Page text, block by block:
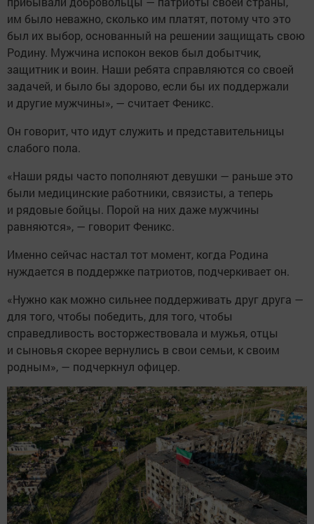
им было неважно, сколько им платят, потому что это
был их выбор, основанный на решении защищать свою
Родину. Мужчина испокон веков был добытчик,
защитник и воин. Наши ребята справляются со своей
задачей, и было бы здорово, если бы их поддержали
и другие мужчины», — считает Феникс.
Он говорит, что идут служить и представительницы
слабого пола.
«Наши ряды часто пополняют девушки — раньше это
были медицинские работники, связисты, а теперь
и рядовые бойцы. Порой на них даже мужчины
равняются», — говорит Феникс.
Именно сейчас настал тот момент, когда Родина
нуждается в поддержке патриотов, подчеркивает он.
«Нужно как можно сильнее поддерживать друг друга —
для того, чтобы победить, для того, чтобы
справедливость восторжествовала и мужья, отцы
и сыновья скорее вернулись в свои семьи, к своим
родным», — подчеркнул офицер.